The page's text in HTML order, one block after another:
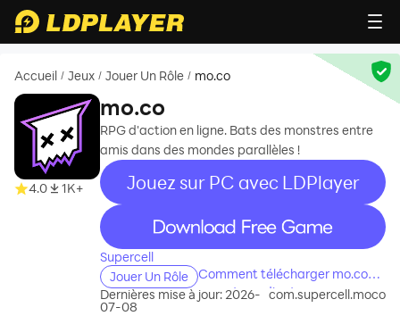
Accueil / Jeux / Jouer Un Rôle / mo.co
4.0 1K+
mo.co
RPG d'action en ligne. Bats des monstres entre
amis dans des mondes parallèles !
Jouez sur PC avec LDPlayer
recommend
Supercell
Jouer Un Rôle
Comment télécharger mo.co
sur votre ordinateur
Dernières mise à jour: 2026-
07-08
com.supercell.moco